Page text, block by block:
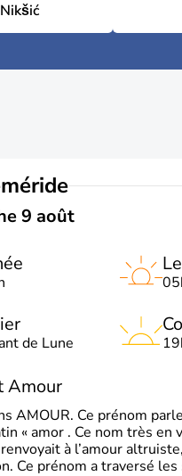
Nikšić
9 août
de Lune
Amour
AMOUR. Ce prénom
« amor . Ce nom très en
à l’amour
Ce prénom a traversé les